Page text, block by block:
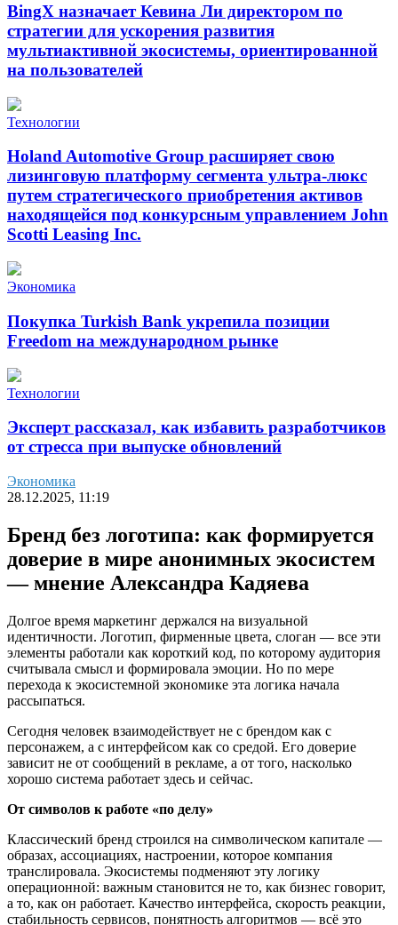
BingX назначает Кевина Ли директором по
стратегии для ускорения развития
мультиактивной экосистемы, ориентированной
на пользователей
Технологии
Holand Automotive Group расширяет свою
лизинговую платформу сегмента ультра-люкс
путем стратегического приобретения активов
находящейся под конкурсным управлением John
Scotti Leasing Inc.
Экономика
Покупка Turkish Bank укрепила позиции
Freedom на международном рынке
Технологии
Эксперт рассказал, как избавить разработчиков
от стресса при выпуске обновлений
Экономика
28.12.2025, 11:19
Бренд без логотипа: как формируется
доверие в мире анонимных экосистем
— мнение Александра Кадяева
Долгое время маркетинг держался на визуальной
идентичности. Логотип, фирменные цвета, слоган — все эти
элементы работали как короткий код, по которому аудитория
считывала смысл и формировала эмоции. Но по мере
перехода к экосистемной экономике эта логика начала
рассыпаться.
Сегодня человек взаимодействует не с брендом как с
персонажем, а с интерфейсом как со средой. Его доверие
зависит не от сообщений в рекламе, а от того, насколько
хорошо система работает здесь и сейчас.
От символов к работе «по делу»
Классический бренд строился на символическом капитале —
образах, ассоциациях, настроении, которое компания
транслировала. Экосистемы подменяют эту логику
операционной: важным становится не то, как бизнес говорит,
а то, как он работает. Качество интерфейса, скорость реакции,
стабильность сервисов, понятность алгоритмов — всё это